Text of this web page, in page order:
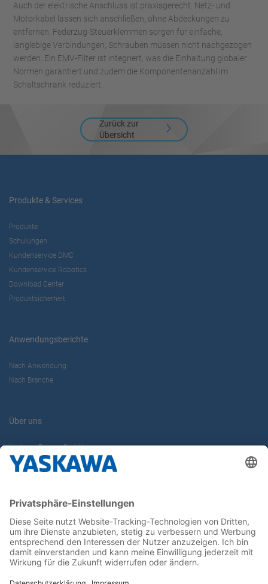
Auch der elektrische Anschluss ist praxisgerecht. Netz- und
Motorkabel lassen sich anschließen, ohne Abdeckungen zu
entfernen. Federzug-Steuerklemmen sorgen für einfache,
langlebige Verbindungen; Schrauben müssen nicht nachgezogen
werden. Ein EMV-Filter ist integriert, was die Einhaltung globaler
Normen garantiert und zudem die Komponentenanzahl im
Schaltschrank reduziert.
Zurück zur
Übersicht
Produkte & Services
Produkte
Schulungen
Kundenservice DMC
Kundenservice Robotics
Download Center
Produktsicherheit
Anwendungsberichte
Nach Anwendung
Nach Branche
Über uns
Yaskawa Europe GmbH
Karriere
Newsletter
Follow us on...